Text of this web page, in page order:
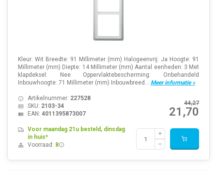
Kleur: Wit Breedte: 91 Millimeter (mm) Halogeenvrij: Ja Hoogte: 91
Millimeter (mm) Diepte: 14 Millimeter (mm) Aantal eenheden: 3 Met
klapdeksel: Nee Oppervlaktebescherming: Onbehandeld
Inbouwhoogte: 71 Millimeter (mm) Inbouwbreed... Meer informatie »
44,27
21,70
Artikelnummer: 227528
SKU: 2103-34
EAN: 4011395873007
Voor maandag 21u besteld, dinsdag
in huis*
Voorraad: 8